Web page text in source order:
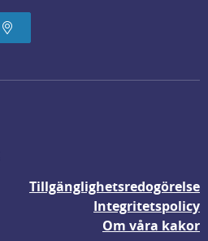
Tillgänglighetsredogörelse
Integritetspolicy
Om våra kakor